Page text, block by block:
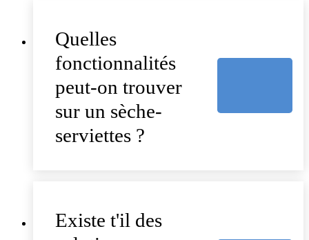
Quelles
fonctionnalités
peut-on trouver
sur un sèche-
serviettes ?
Existe t'il des